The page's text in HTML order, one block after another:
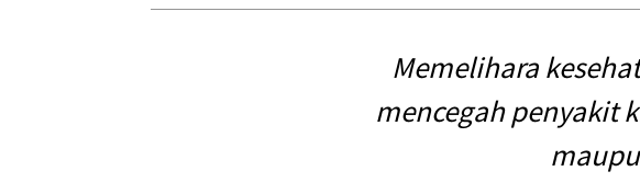
Memelihara
mencegah penyakit